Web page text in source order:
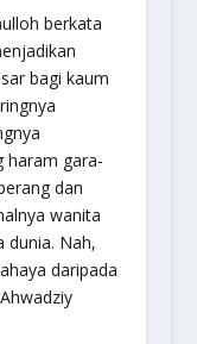
berkata
bagi kaum
haram gara-
dan
wanita
dunia. Nah,
daripada